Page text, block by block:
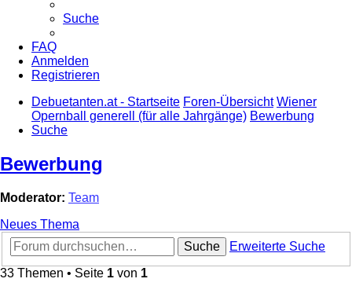
Suche
FAQ
Anmelden
Registrieren
Debuetanten.at - Startseite Foren-Übersicht Wiener
Opernball generell (für alle Jahrgänge) Bewerbung
Suche
Bewerbung
Moderator: Team
Neues Thema
Suche
Erweiterte Suche
33 Themen • Seite 1 von 1